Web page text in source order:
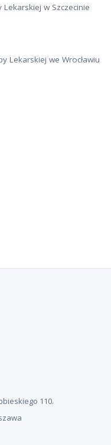
w Szczecinie
Lekarskiej we Wrocławiu
110.